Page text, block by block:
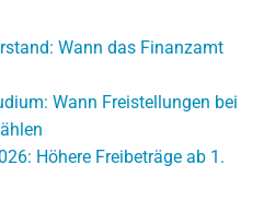
Wann das Finanzamt
Wann Freistellungen bei
Höhere Freibeträge ab 1.